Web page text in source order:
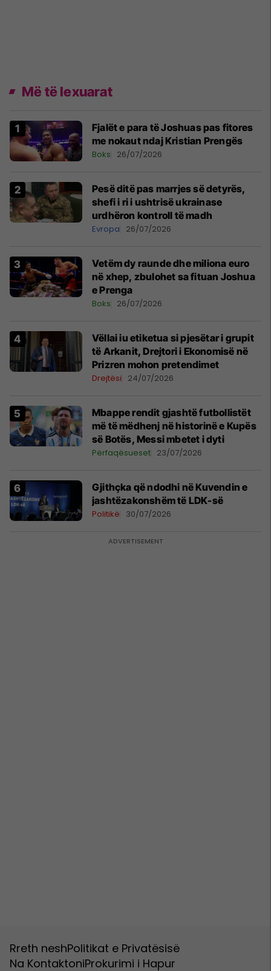
Më të lexuarat
Fjalët e para të Joshuas pas fitores
me nokaut ndaj Kristian Prengës
Boks 26/07/2026
Pesë ditë pas marrjes së detyrës,
shefi i ri i ushtrisë ukrainase
urdhëron kontroll të madh
Evropa 26/07/2026
Vetëm dy raunde dhe miliona euro
në xhep, zbulohet sa fituan Joshua
e Prenga
Boks 26/07/2026
Vëllai iu etiketua si pjesëtar i grupit
të Arkanit, Drejtori i Ekonomisë në
Prizren mohon pretendimet
Drejtësi 24/07/2026
Mbappe rendit gjashtë futbollistët
më të mëdhenj në historinë e Kupës
së Botës, Messi mbetet i dyti
Përfaqësueset 23/07/2026
Gjithçka që ndodhi në Kuvendin e
jashtëzakonshëm të LDK-së
Politikë 30/07/2026
Rreth neshPolitikat e Privatësisë
Na KontaktoniProkurimi i Hapur